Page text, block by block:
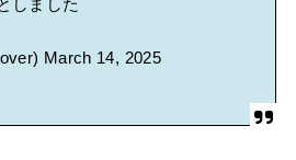
しました
March 14, 2025